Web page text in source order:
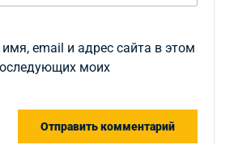
email и адрес сайта в этом
моих